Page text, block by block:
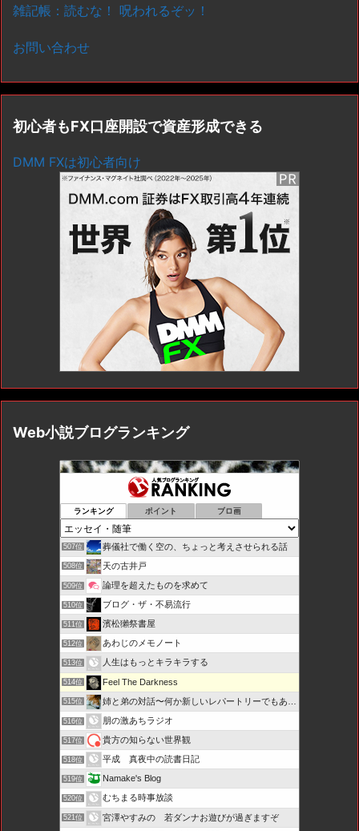
雑記帳：読むな！ 呪われるぞッ！
お問い合わせ
初心者もFX口座開設で資産形成できる
DMM FXは初心者向け
Web小説ブログランキング
ランキング ポイント ブロ画
507位 葬儀社で働く空の、ちょっと考えさせられる話
508位 天の古井戸
509位 論理を超えたものを求めて
510位 ブログ・ザ・不易流行
511位 濱松獺祭書屋
512位 あわじのメモノート
513位 人生はもっとキラキラする
514位 Feel The Darkness
515位 姉と弟の対話〜何か新しいレパートリーでもあるのか、と弟にい…
516位 朋の激あちラジオ
517位 貴方の知らない世界観
518位 平成 真夜中の読書日記
519位 Namake's Blog
520位 むちまる時事放談
521位
宮澤やすみの 若ダンナお遊びが過ぎますぞ